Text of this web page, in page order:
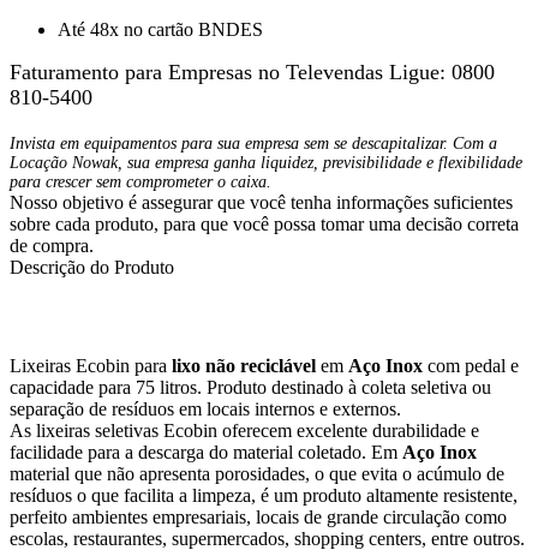
Até 48x no cartão BNDES
Faturamento para Empresas no Televendas Ligue: 0800
810-5400
Invista em equipamentos para sua empresa sem se descapitalizar. Com a
Locação Nowak, sua empresa ganha liquidez, previsibilidade e flexibilidade
para crescer sem comprometer o caixa.
Nosso objetivo é assegurar que você tenha informações suficientes
sobre cada produto, para que você possa tomar uma decisão correta
de compra.
Descrição do Produto
Lixeiras Ecobin para lixo não reciclável em Aço Inox com pedal e
capacidade para 75 litros. Produto destinado à coleta seletiva ou
separação de resíduos em locais internos e externos.
As lixeiras seletivas Ecobin oferecem excelente durabilidade e
facilidade para a descarga do material coletado. Em Aço Inox
material que não apresenta porosidades, o que evita o acúmulo de
resíduos o que facilita a limpeza, é um produto altamente resistente,
perfeito ambientes empresariais, locais de grande circulação como
escolas, restaurantes, supermercados, shopping centers, entre outros.